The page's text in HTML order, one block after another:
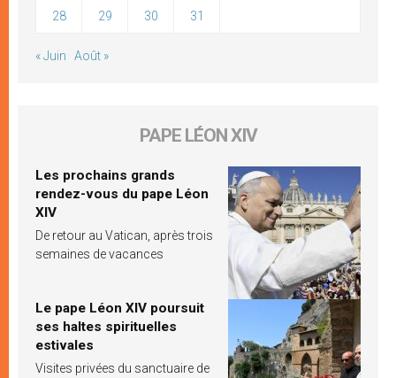
28 29 30 31
« Juin Août »
PAPE LÉON XIV
Les prochains grands
rendez-vous du pape Léon
XIV
De retour au Vatican, après trois
semaines de vacances
Le pape Léon XIV poursuit
ses haltes spirituelles
estivales
Visites privées du sanctuaire de